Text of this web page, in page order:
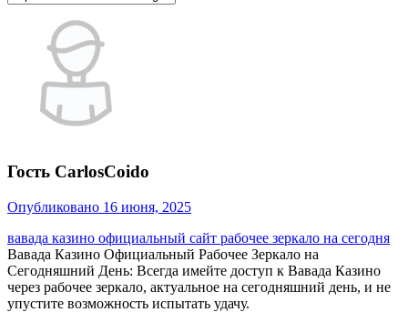
Гость CarlosCoido
Опубликовано 16 июня, 2025
вавада казино официальный сайт рабочее зеркало на сегодня
Вавада Казино Официальный Рабочее Зеркало на
Сегодняшний День: Всегда имейте доступ к Вавада Казино
через рабочее зеркало, актуальное на сегодняшний день, и не
упустите возможность испытать удачу.